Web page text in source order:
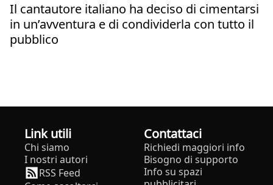
Il cantautore italiano ha deciso di cimentarsi
in un’avventura e di condividerla con tutto il
pubblico
Link utili
Chi siamo
I nostri autori
RSS Feed
Contattaci
Richiedi maggiori info
Bisogno di supporto
Info su spazi